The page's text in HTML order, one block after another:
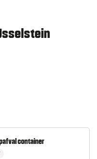
container